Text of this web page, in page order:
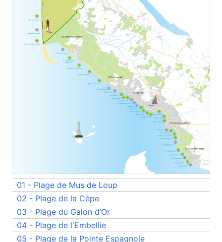
06
07
08
11
12
13
15
16
17
18
21
22
23
24
25
26
27
28
29
31
32
34
35
36
37
38
01 - Plage de Mus de Loup
02 - Plage de la Cèpe
03 - Plage du Galon d’Or
04 - Plage de l'Embellie
05 - Plage de la Pointe Espagnole